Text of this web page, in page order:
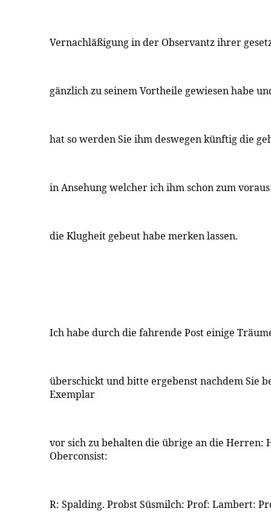
Vernachläßigung in der Observantz ihrer
gänzlich zu seinem Vortheile gewiesen habe
hat so werden Sie ihm deswegen künftig die
in Ansehung welcher ich ihm schon zum
die Klugheit gebeut habe merken lassen.
Ich habe durch die fahrende Post einige
überschickt und bitte ergebenst nachdem Sie
Exemplar
vor sich zu behalten die übrige an die Herren:
Oberconsist:
R: Spalding. Probst Süsmilch: Prof: Lambert: